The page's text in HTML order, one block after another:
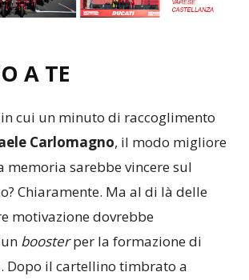
A TE
cui un minuto di raccoglimento
Carlomagno, il modo migliore
memoria sarebbe vincere sul
Chiaramente. Ma al di là delle
motivazione dovrebbe
boosterper la formazione di
. Dopo il cartellino timbrato a